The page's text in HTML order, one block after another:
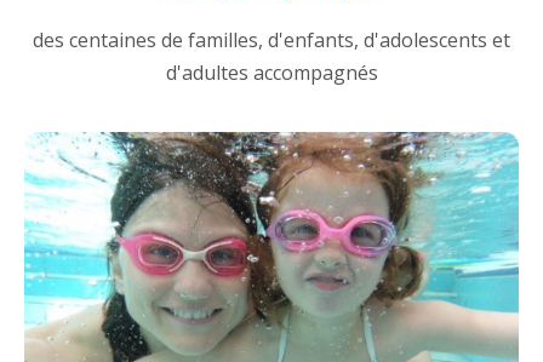
des centaines de familles, d'enfants, d'adolescents et
d'adultes accompagnés